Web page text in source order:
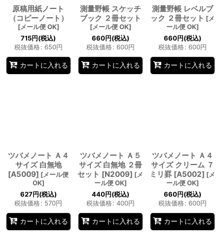
原稿用紙ノート
（コピーノート）
[メール便 OK]
715円(税込)
税抜価格: 650円
カートに入れる
測量野帳 スケッチ
ブック ２冊セット
[メール便 OK]
660円(税込)
税抜価格: 600円
カートに入れる
測量野帳 レベルブ
ック ２冊セット [メ
ール便 OK]
660円(税込)
税抜価格: 600円
カートに入れる
ツバメノート Ａ４
サイズ 白無地
[A5009] [メール便
OK]
627円(税込)
税抜価格: 570円
カートに入れる
ツバメノート Ａ５
サイズ 白無地 ２冊
セット [N2009] [メ
ール便 OK]
440円(税込)
税抜価格: 400円
カートに入れる
ツバメノート Ａ４
サイズ クリーム ７
ミリ罫 [A5002] [メ
ール便 OK]
660円(税込)
税抜価格: 600円
カートに入れる